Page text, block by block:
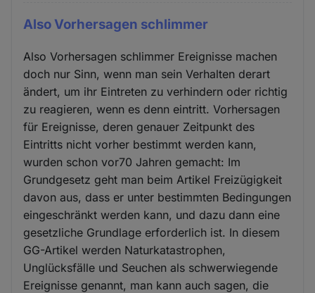
Also Vorhersagen schlimmer
Also Vorhersagen schlimmer Ereignisse machen
doch nur Sinn, wenn man sein Verhalten derart
ändert, um ihr Eintreten zu verhindern oder richtig
zu reagieren, wenn es denn eintritt. Vorhersagen
für Ereignisse, deren genauer Zeitpunkt des
Eintritts nicht vorher bestimmt werden kann,
wurden schon vor70 Jahren gemacht: Im
Grundgesetz geht man beim Artikel Freizügigkeit
davon aus, dass er unter bestimmten Bedingungen
eingeschränkt werden kann, und dazu dann eine
gesetzliche Grundlage erforderlich ist. In diesem
GG-Artikel werden Naturkatastrophen,
Unglücksfälle und Seuchen als schwerwiegende
Ereignisse genannt, man kann auch sagen, die